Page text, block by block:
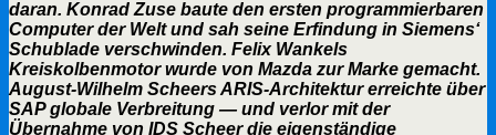
daran. Konrad Zuse baute den ersten programmierbaren
Computer der Welt und sah seine Erfindung in Siemens‘
Schublade verschwinden. Felix Wankels
Kreiskolbenmotor wurde von Mazda zur Marke gemacht.
August-Wilhelm Scheers ARIS-Architektur erreichte über
SAP globale Verbreitung — und verlor mit der
Übernahme von IDS Scheer die eigenständige